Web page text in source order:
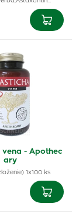
vena - Apothec
ary
1x100 ks